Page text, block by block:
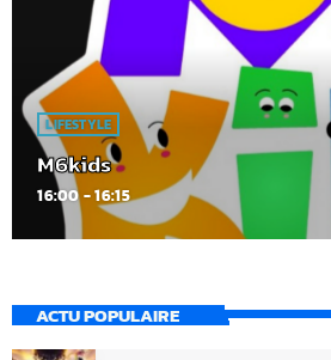
LIFESTYLE
M6kids
16:00 - 16:15
ACTU POPULAIRE